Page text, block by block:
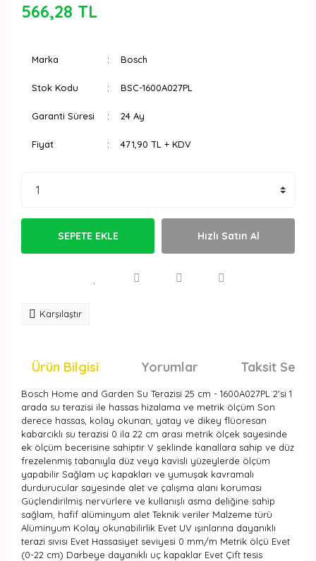
566,28 TL
Marka Bosch
Stok Kodu BSC-1600A027PL
Garanti Süresi 24 Ay
Fiyat 471,90 TL + KDV
SEPETE EKLE Hızlı Satın Al
Karşılaştır
Ürün Bilgisi Yorumlar Taksit
Bosch Home and Garden Su Terazisi 25 cm - 1600A027PL 2'si 1
arada su terazisi ile hassas hizalama ve metrik ölçüm Son
derece hassas, kolay okunan, yatay ve dikey flüoresan
kabarcıklı su terazisi 0 ila 22 cm arası metrik ölçek sayesinde
ek ölçüm becerisine sahiptir V şeklinde kanallara sahip ve düz
frezelenmiş tabanıyla düz veya kavisli yüzeylerde ölçüm
yapabilir Sağlam uç kapakları ve yumuşak kavramalı
durdurucular sayesinde alet ve çalışma alanı koruması
Güçlendirilmiş nervürlere ve kullanışlı asma deliğine sahip
sağlam, hafif alüminyum alet Teknik veriler Malzeme türü
Alüminyum Kolay okunabilirlik Evet UV ışınlarına dayanıklı
terazi sıvısı Evet Hassasiyet seviyesi 0 mm/m Metrik ölçü Evet
(0-22 cm) Darbeye dayanıklı uç kapaklar Evet Çift tesis